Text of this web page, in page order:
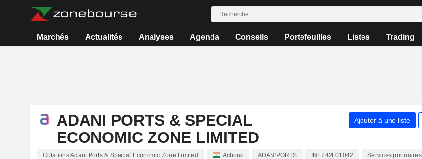
Marchés Actualités Analyses Agenda Conseils Portefeuilles Listes Trading
ADANI PORTS & SPECIAL
ECONOMIC ZONE LIMITED
Ajouter à une liste
Cotations Adani Ports & Special Economic Zone Limited Actions ADANIPORTS INE742F01042 Services portuaires